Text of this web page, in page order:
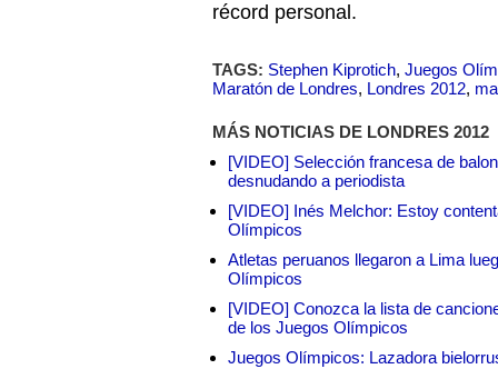
récord personal.
TAGS: Stephen Kiprotich, Juegos
Maratón de Londres, Londres 2012,
MÁS NOTICIAS DE LONDRES 2012
[VIDEO] Selección francesa de
desnudando a periodista
[VIDEO] Inés Melchor: Estoy
Olímpicos
Atletas peruanos llegaron a Lima
Olímpicos
[VIDEO] Conozca la lista de
de los Juegos Olímpicos
Juegos Olímpicos: Lazadora